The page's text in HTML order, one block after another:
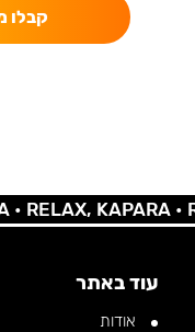
קבלו
RELAX, KAPARA •
עוד באתר
אודות